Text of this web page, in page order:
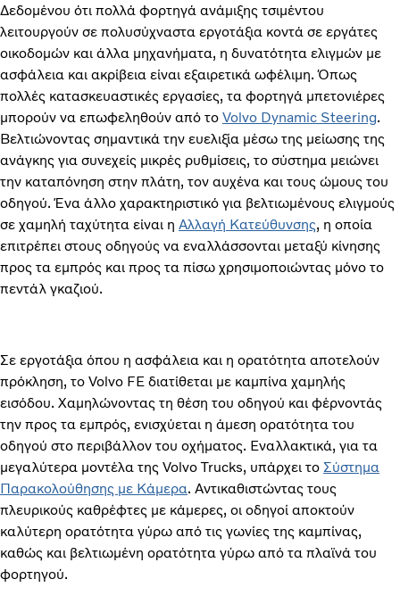
Δεδομένου ότι πολλά φορτηγά ανάμιξης τσιμέντου
λειτουργούν σε πολυσύχναστα εργοτάξια κοντά σε εργάτες
οικοδομών και άλλα μηχανήματα, η δυνατότητα ελιγμών με
ασφάλεια και ακρίβεια είναι εξαιρετικά ωφέλιμη. Όπως
πολλές κατασκευαστικές εργασίες, τα φορτηγά μπετονιέρες
μπορούν να επωφεληθούν από το Volvo Dynamic Steering.
Βελτιώνοντας σημαντικά την ευελιξία μέσω της μείωσης της
ανάγκης για συνεχείς μικρές ρυθμίσεις, το σύστημα μειώνει
την καταπόνηση στην πλάτη, τον αυχένα και τους ώμους του
οδηγού. Ένα άλλο χαρακτηριστικό για βελτιωμένους ελιγμούς
σε χαμηλή ταχύτητα είναι η Αλλαγή Κατεύθυνσης, η οποία
επιτρέπει στους οδηγούς να εναλλάσσονται μεταξύ κίνησης
προς τα εμπρός και προς τα πίσω χρησιμοποιώντας μόνο το
πεντάλ γκαζιού.
Σε εργοτάξια όπου η ασφάλεια και η ορατότητα αποτελούν
πρόκληση, το Volvo FE διατίθεται με καμπίνα χαμηλής
εισόδου. Χαμηλώνοντας τη θέση του οδηγού και φέρνοντάς
την προς τα εμπρός, ενισχύεται η άμεση ορατότητα του
οδηγού στο περιβάλλον του οχήματος. Εναλλακτικά, για τα
μεγαλύτερα μοντέλα της Volvo Trucks, υπάρχει το Σύστημα
Παρακολούθησης με Κάμερα. Αντικαθιστώντας τους
πλευρικούς καθρέφτες με κάμερες, οι οδηγοί αποκτούν
καλύτερη ορατότητα γύρω από τις γωνίες της καμπίνας,
καθώς και βελτιωμένη ορατότητα γύρω από τα πλαϊνά του
φορτηγού.